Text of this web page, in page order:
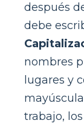
después
debe
nombres
lugares y
trabajo,